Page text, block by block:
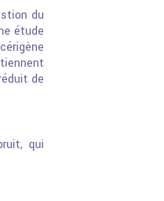
du
étude
de
qui